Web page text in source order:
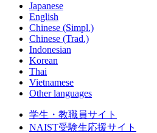
Japanese
English
Chinese (Simpl.)
Chinese (Trad.)
Indonesian
Korean
Thai
Vietnamese
Other languages
学生・教職員サイト
NAIST受験生応援サイト